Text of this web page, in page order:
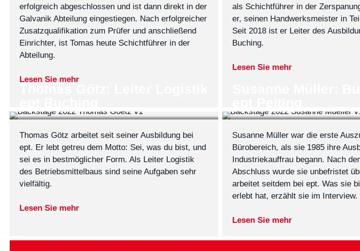
erfolgreich abgeschlossen und ist dann direkt in der
Galvanik Abteilung eingestiegen. Nach erfolgreicher
Zusatzqualifikation zum Prüfer und anschließend
Einrichter, ist Tomas heute Schichtführer in der
Abteilung.
Lesen Sie mehr
als Schichtführer in der
er, seinen Handwerksmeister in
Seit 2018 ist er Leiter des
Buching.
Lesen Sie mehr
Thomas Götz arbeitet seit seiner Ausbildung bei
ept. Er lebt getreu dem Motto: Sei, was du bist, und
sei es in bestmöglicher Form. Als Leiter Logistik
des Betriebsmittelbaus sind seine Aufgaben sehr
vielfältig.
Lesen Sie mehr
Susanne Müller war die erste
Bürobereich, als sie 1985 ihre
Industriekauffrau begann. Nach
Abschluss wurde sie unbefristet
arbeitet seitdem bei ept. Was sie
erlebt hat, erzählt sie im Interview.
Lesen Sie mehr